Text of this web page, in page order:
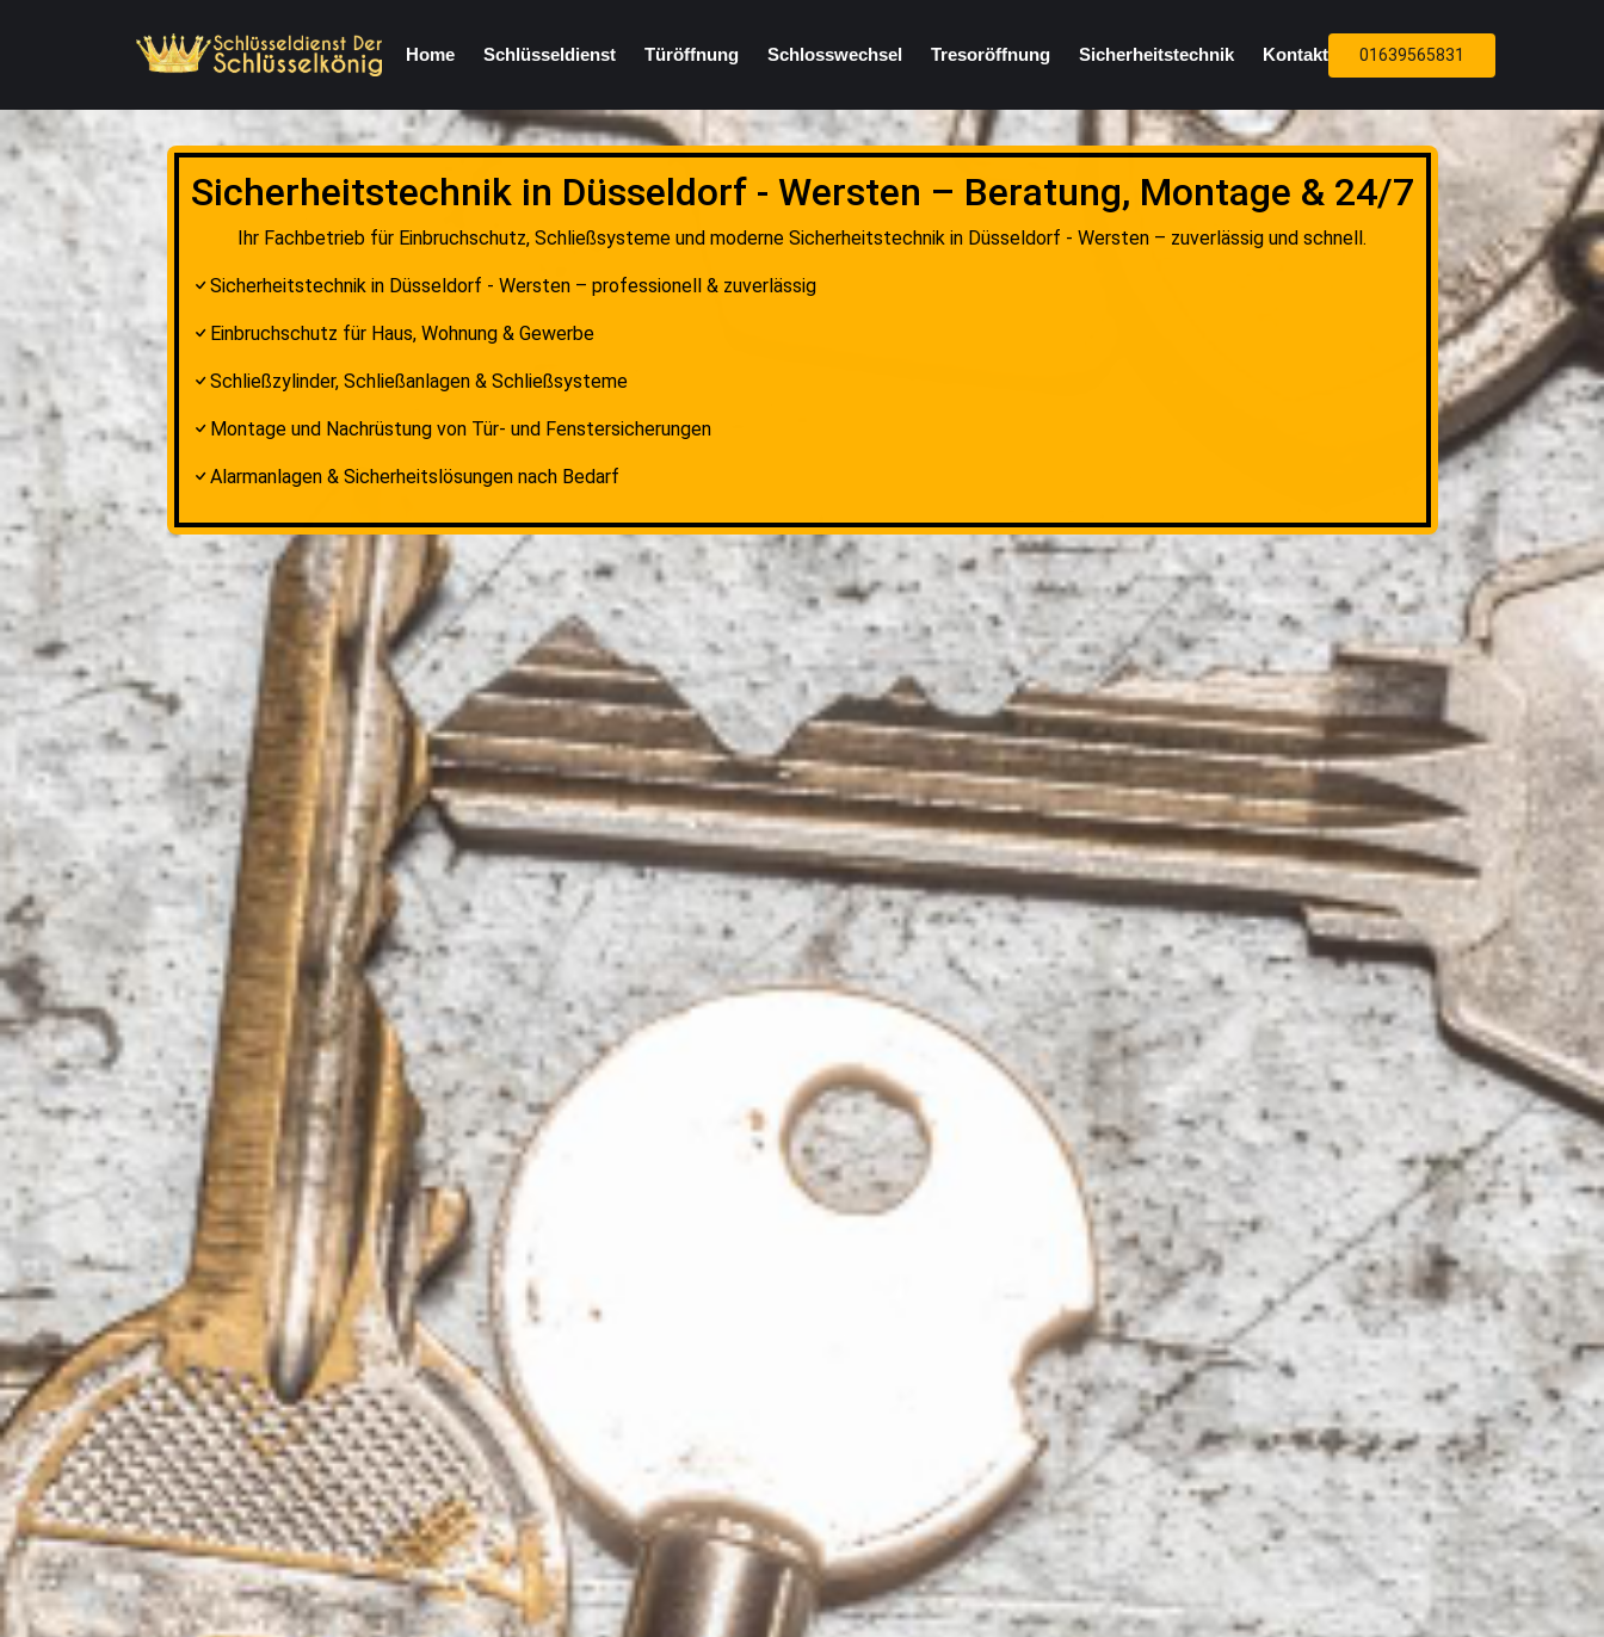
Home Schlüsseldienst Türöffnung Schlosswechsel Tresoröffnung Sicherheitstechnik Kontakt 01639565831
Sicherheitstechnik in Düsseldorf - Wersten – Beratung, Montage & 24/7
Ihr Fachbetrieb für Einbruchschutz, Schließsysteme und moderne Sicherheitstechnik in Düsseldorf - Wersten – zuverlässig und schnell.
Sicherheitstechnik in Düsseldorf - Wersten – professionell & zuverlässig
Einbruchschutz für Haus, Wohnung & Gewerbe
Schließzylinder, Schließanlagen & Schließsysteme
Montage und Nachrüstung von Tür- und Fenstersicherungen
Alarmanlagen & Sicherheitslösungen nach Bedarf